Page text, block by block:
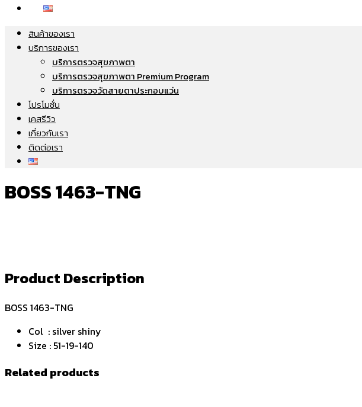
สินค้าของเรา
บริการของเรา
บริการตรวจสุขภาพตา
บริการตรวจสุขภาพตา Premium Program
บริการตรวจวัดสายตาประกอบแว่น
โปรโมชั่น
เคสรีวิว
เกี่ยวกับเรา
ติดต่อเรา
BOSS 1463-TNG
Product Description
BOSS 1463-TNG
Col : silver shiny
Size : 51-19-140
Related products